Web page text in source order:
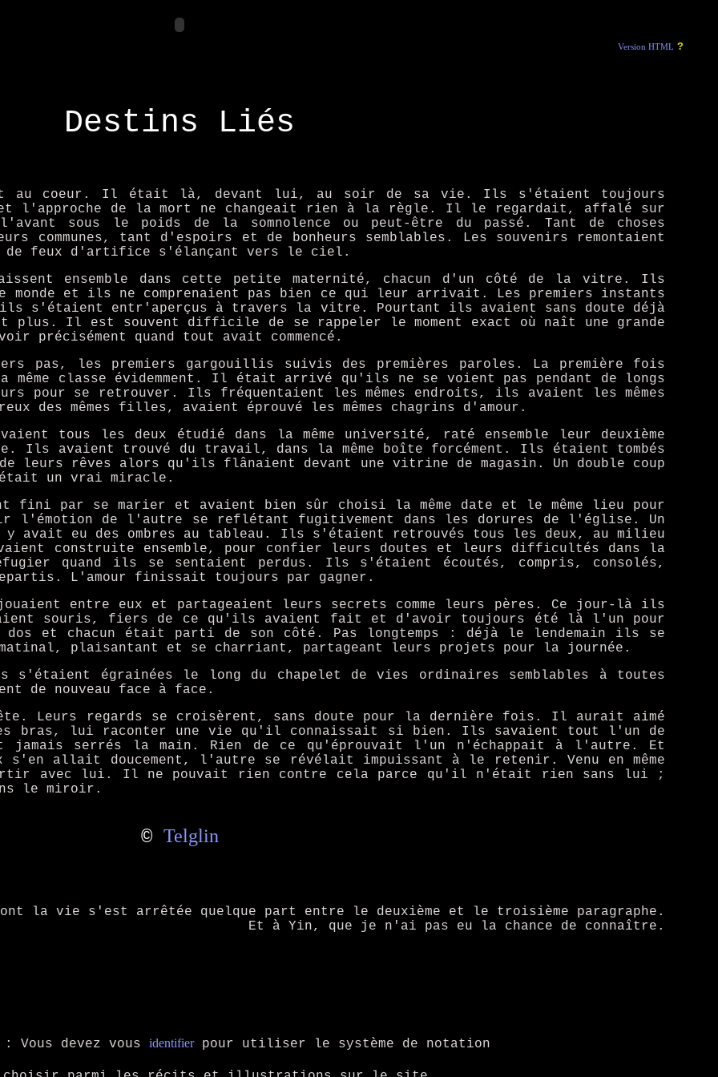
Version HTML ?
Destins Liés
au coeur. Il était là, devant lui, au soir de sa vie. Ils s'étaient toujours
et l'approche de la mort ne changeait rien à la règle. Il le regardait, affalé sur
sous le poids de la somnolence ou peut-être du passé. Tant de choses
communes, tant d'espoirs et de bonheurs semblables. Les souvenirs remontaient
de feux d'artifice s'élançant vers le ciel.
ensemble dans cette petite maternité, chacun d'un côté de la vitre. Ils
monde et ils ne comprenaient pas bien ce qui leur arrivait. Les premiers instants
s'étaient entr'aperçus à travers la vitre. Pourtant ils avaient sans doute déjà
Il est souvent difficile de se rappeler le moment exact où naît une grande
précisément quand tout avait commencé.
pas, les premiers gargouillis suivis des premières paroles. La première fois
classe évidemment. Il était arrivé qu'ils ne se voient pas pendant de longs
pour se retrouver. Ils fréquentaient les mêmes endroits, ils avaient les mêmes
des mêmes filles, avaient éprouvé les mêmes chagrins d'amour.
tous les deux étudié dans la même université, raté ensemble leur deuxième
Ils avaient trouvé du travail, dans la même boîte forcément. Ils étaient tombés
de leurs rêves alors qu'ils flânaient devant une vitrine de magasin. Un double coup
un vrai miracle.
par se marier et avaient bien sûr choisi la même date et le même lieu pour
l'émotion de l'autre se reflétant fugitivement dans les dorures de l'église. Un
y avait eu des ombres au tableau. Ils s'étaient retrouvés tous les deux, au milieu
construite ensemble, pour confier leurs doutes et leurs difficultés dans la
quand ils se sentaient perdus. Ils s'étaient écoutés, compris, consolés,
L'amour finissait toujours par gagner.
entre eux et partageaient leurs secrets comme leurs pères. Ce jour-là ils
souris, fiers de ce qu'ils avaient fait et d'avoir toujours été là l'un pour
et chacun était parti de son côté. Pas longtemps : déjà le lendemain ils se
plaisantant et se charriant, partageant leurs projets pour la journée.
s'étaient égrainées le long du chapelet de vies ordinaires semblables à toutes
de nouveau face à face.
Leurs regards se croisèrent, sans doute pour la dernière fois. Il aurait aimé
bras, lui raconter une vie qu'il connaissait si bien. Ils savaient tout l'un de
serrés la main. Rien de ce qu'éprouvait l'un n'échappait à l'autre. Et
s'en allait doucement, l'autre se révélait impuissant à le retenir. Venu en même
avec lui. Il ne pouvait rien contre cela parce qu'il n'était rien sans lui ;
le miroir.
© Telglin
la vie s'est arrêtée quelque part entre le deuxième et le troisième paragraphe.
Et à Yin, que je n'ai pas eu la chance de connaître.
Vous devez vous identifierpour utiliser le système de notation